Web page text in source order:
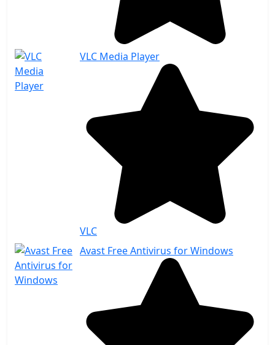
VLC Media Player
VLC
Avast Free Antivirus for Windows